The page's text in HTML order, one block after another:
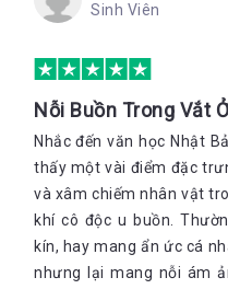
Sinh Viên
Nỗi Buồn Trong Vắt
Nhắc đến văn học Nhật
thấy một vài điểm đặc
và xâm chiếm nhân vật
khí cô độc u buồn.
kín, hay mang ẩn ức cá
nhưng lại mang nỗi ám